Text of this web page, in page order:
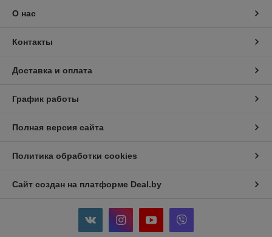
О нас
Контакты
Доставка и оплата
График работы
Полная версия сайта
Политика обработки cookies
Сайт создан на платформе Deal.by